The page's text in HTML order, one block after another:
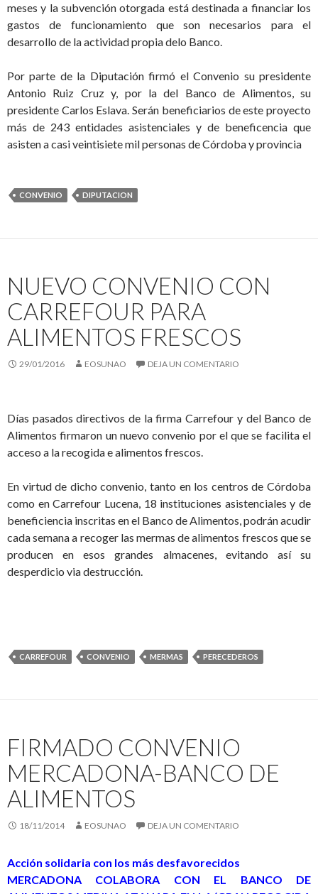
meses y la subvención otorgada está destinada a financiar los
gastos de funcionamiento que son necesarios para el
desarrollo de la actividad propia delo Banco.
Por parte de la Diputación firmó el Convenio su presidente
Antonio Ruiz Cruz y, por la del Banco de Alimentos, su
presidente Carlos Eslava. Serán beneficiarios de este proyecto
más de 243 entidades asistenciales y de beneficencia que
asisten a casi veintisiete mil personas de Córdoba y provincia
CONVENIO DIPUTACION
NUEVO CONVENIO CON
CARREFOUR PARA
ALIMENTOS FRESCOS
29/01/2016 EOSUNAO DEJA UN COMENTARIO
Días pasados directivos de la firma Carrefour y del Banco de
Alimentos firmaron un nuevo convenio por el que se facilita el
acceso a la recogida e alimentos frescos.
En virtud de dicho convenio, tanto en los centros de Córdoba
como en Carrefour Lucena, 18 instituciones asistenciales y de
beneficiencia inscritas en el Banco de Alimentos, podrán acudir
cada semana a recoger las mermas de alimentos frescos que se
producen en esos grandes almacenes, evitando así su
desperdicio via destrucción.
CARREFOUR CONVENIO MERMAS PERECEDEROS
FIRMADO CONVENIO
MERCADONA-BANCO DE
ALIMENTOS
18/11/2014 EOSUNAO DEJA UN COMENTARIO
Acción solidaria con los más desfavorecidos
MERCADONA COLABORA CON EL BANCO DE